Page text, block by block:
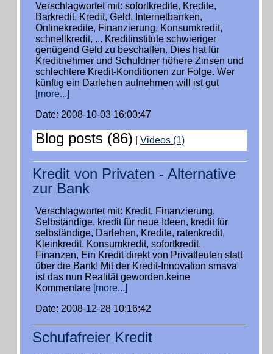
Verschlagwortet mit: sofortkredite, Kredite,
Barkredit, Kredit, Geld, Internetbanken,
Onlinekredite, Finanzierung, Konsumkredit,
schnellkredit, ... Kreditinstitute schwieriger
genügend Geld zu beschaffen. Dies hat für
Kreditnehmer und Schuldner höhere Zinsen und
schlechtere Kredit-Konditionen zur Folge. Wer
künftig ein Darlehen aufnehmen will ist gut
[more...]
Date: 2008-10-03 16:00:47
Blog posts (86) Videos (1)
Kredit von Privaten - Alternative
zur Bank
Verschlagwortet mit: Kredit, Finanzierung,
Selbständige, kredit für neue Ideen, kredit für
selbständige, Darlehen, Kredite, ratenkredit,
Kleinkredit, Konsumkredit, sofortkredit,
Finanzen, Ein Kredit direkt von Privatleuten statt
über die Bank! Mit der Kredit-Innovation smava
ist das nun Realität geworden.keine
Kommentare [more...]
Date: 2008-12-28 10:16:42
Schufafreier Kredit